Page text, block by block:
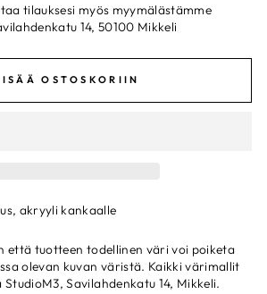
tilauksesi myös myymälästämme
14, 50100 Mikkeli
OSTOSKORIIN
akryyli kankaalle
että tuotteen todellinen väri voi poiketa
olevan kuvan väristä. Kaikki värimallit
Savilahdenkatu 14, Mikkeli.